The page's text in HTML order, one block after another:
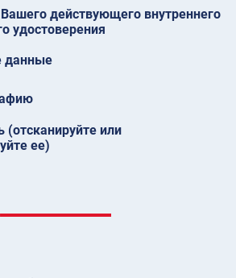
действующего внутреннего
удостоверения
данные
(отсканируйте или
ее)